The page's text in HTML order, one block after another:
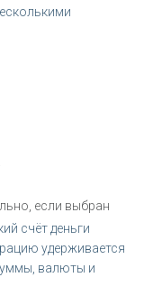
если выбран
счёт деньги
удерживается
валюты и